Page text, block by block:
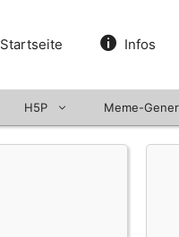
Startseite Infos
H5P Meme-